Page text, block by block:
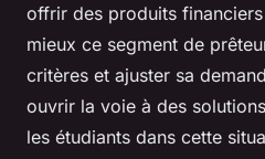
offrir des produits
mieux ce segment de
critères et ajuster sa
ouvrir la voie à des
les étudiants dans cette